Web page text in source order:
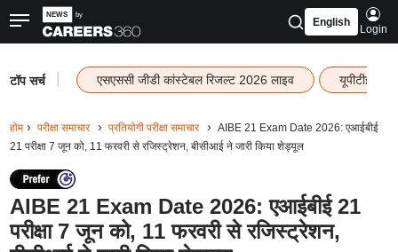
English
Login
टॉप सर्च एसएससी जीडी कांस्टेबल रिजल्ट 2026 लाइव यूपीटीईटी
होम परीक्षा समाचार प्रतियोगी परीक्षा समाचार
AIBE 21 Exam Date 2026: एआईबीई
21 परीक्षा 7 जून को, 11 फरवरी से रजिस्ट्रेशन, बीसीआई ने जारी किया शेड्यूल
AIBE 21 Exam Date 2026: एआईबीई 21
परीक्षा 7 जून को, 11 फरवरी से रजिस्ट्रेशन,